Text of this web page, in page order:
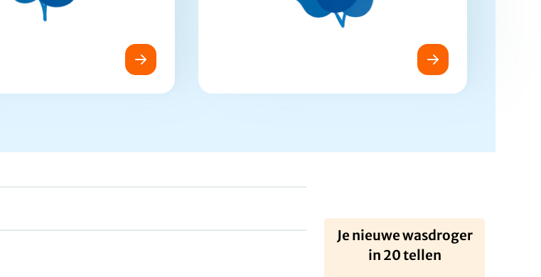
Je nieuwe wasdroger
in 20 tellen